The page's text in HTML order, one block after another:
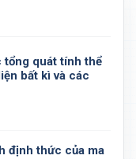
tổng quát tính thể
bất kì và các
định thức của ma